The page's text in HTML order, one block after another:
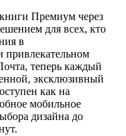
Премиум через
для всех, кто
в
привлекательном
теперь каждый
эксклюзивный
как на
мобильное
дизайна до